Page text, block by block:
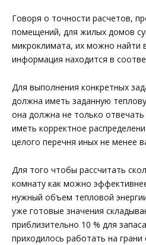
Говоря о точности расчетов,
помещений, для жилых домов
микроклимата, их можно найти
информация находится в
Для выполнения конкретных
должна иметь заданную
она должна не только
иметь корректное
целого перечня иных не менее
Для того чтобы рассчитать
комнату как можно
нужный объем тепловой
уже готовые значения
приблизительно 10 % для
приходилось работать на